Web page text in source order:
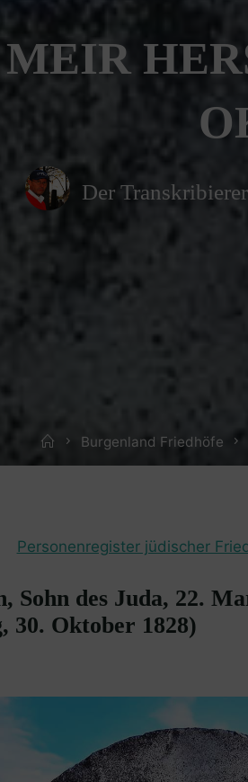
MEIR
Der Transkribierer
HomeBurgenland Friedhöfe
Personenregister jüdischer
Sohn des Juda, 22.
30. Oktober 1828)